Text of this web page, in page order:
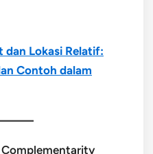
dan Lokasi Relatif:
Contoh dalam